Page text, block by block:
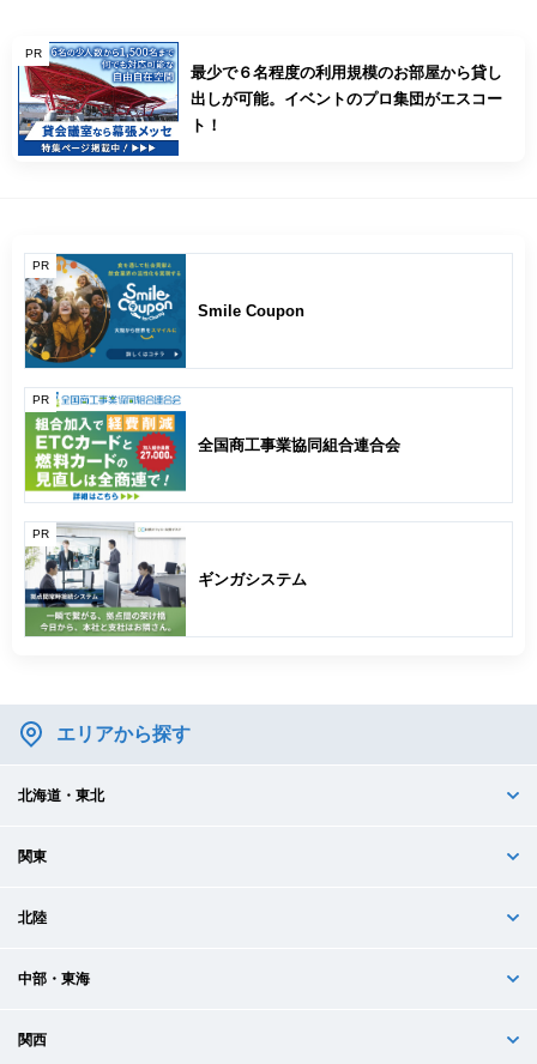
PR
最少で６名程度の利用規模のお部屋から貸し
出しが可能。イベントのプロ集団がエスコー
ト！
PR
Smile Coupon
PR
全国商工事業協同組合連合会
PR
ギンガシステム
エリアから探す
北海道・東北
関東
北陸
中部・東海
関西